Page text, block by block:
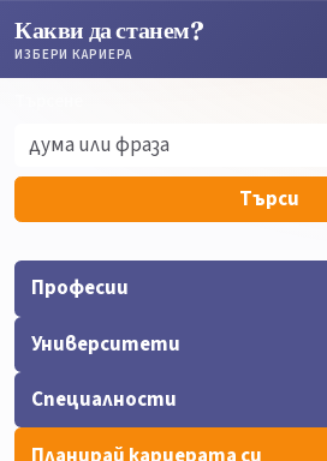
Какви да станем?
ИЗБЕРИ КАРИЕРА
Търси
Професии
Университети
Специалности